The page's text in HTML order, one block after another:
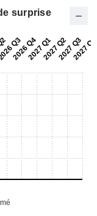
surprise